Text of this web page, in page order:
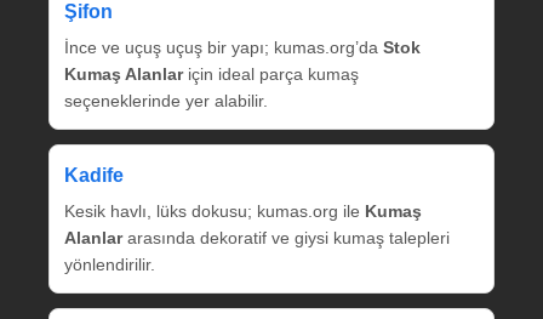
Şifon
İnce ve uçuş uçuş bir yapı; kumas.org’da Stok
Kumaş Alanlariçin ideal parça kumaş
seçeneklerinde yer alabilir.
Kadife
Kesik havlı, lüks dokusu; kumas.org ile Kumaş
Alanlararasında dekoratif ve giysi kumaş talepleri
yönlendirilir.